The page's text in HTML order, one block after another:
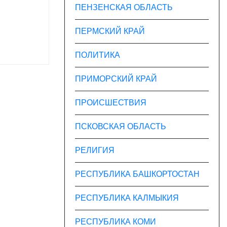
ПЕНЗЕНСКАЯ ОБЛАСТЬ
ПЕРМСКИЙ КРАЙ
ПОЛИТИКА
ПРИМОРСКИЙ КРАЙ
ПРОИСШЕСТВИЯ
ПСКОВСКАЯ ОБЛАСТЬ
РЕЛИГИЯ
РЕСПУБЛИКА БАШКОРТОСТАН
РЕСПУБЛИКА КАЛМЫКИЯ
РЕСПУБЛИКА КОМИ